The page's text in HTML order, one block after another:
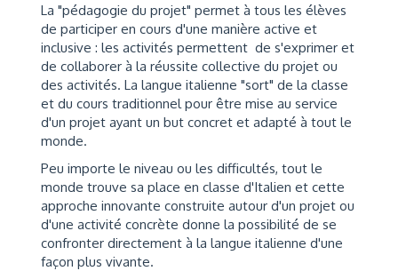
La "pédagogie du projet" permet à tous les élèves
de participer en cours d'une manière active et
inclusive : les activités permettent de s'exprimer et
de collaborer à la réussite collective du projet ou
des activités. La langue italienne "sort" de la classe
et du cours traditionnel pour être mise au service
d'un projet ayant un but concret et adapté à tout le
monde.
Peu importe le niveau ou les difficultés, tout le
monde trouve sa place en classe d'Italien et cette
approche innovante construite autour d'un projet ou
d'une activité concrète donne la possibilité de se
confronter directement à la langue italienne d'une
façon plus vivante.